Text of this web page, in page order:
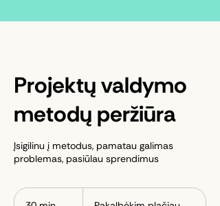
Projektų valdymo
metodų peržiūra
Įsigilinu į metodus, pamatau galimas
problemas, pasiūlau sprendimus